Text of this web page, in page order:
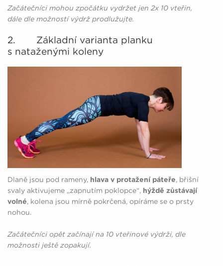
Začátečníci mohou zpočátku vydržet jen 2x 10 vteřin,
dále dle možností výdrž prodlužujte.
2. Základní varianta planku
s nataženými koleny
Dlaně jsou pod rameny, hlava v protažení páteře, břišní
svaly aktivujeme „zapnutím poklopce“, hýždě zůstávají
volné, kolena jsou mírně pokrčená, opíráme se o prsty
nohou.
Začátečníci opět začínají na 10 vteřinové výdrži, dle
možnosti ještě zopakují.